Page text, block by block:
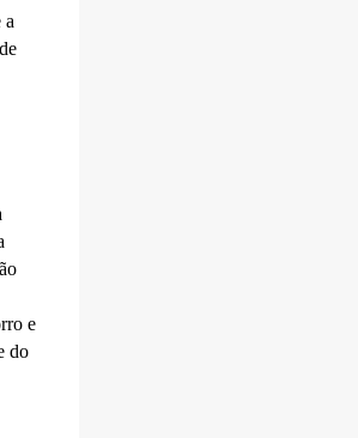
a
e
do